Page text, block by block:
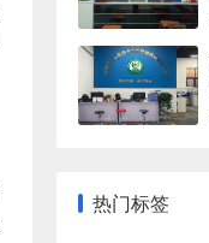
热门标签